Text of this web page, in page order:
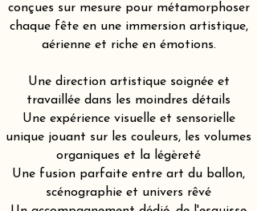
conçues sur mesure pour métamorphoser
chaque fête en une immersion artistique,
aérienne et riche en émotions.
Une direction artistique soignée et
travaillée dans les moindres détails
Une expérience visuelle et sensorielle
unique jouant sur les couleurs, les volumes
organiques et la légèreté
Une fusion parfaite entre art du ballon,
scénographie et univers rêvé